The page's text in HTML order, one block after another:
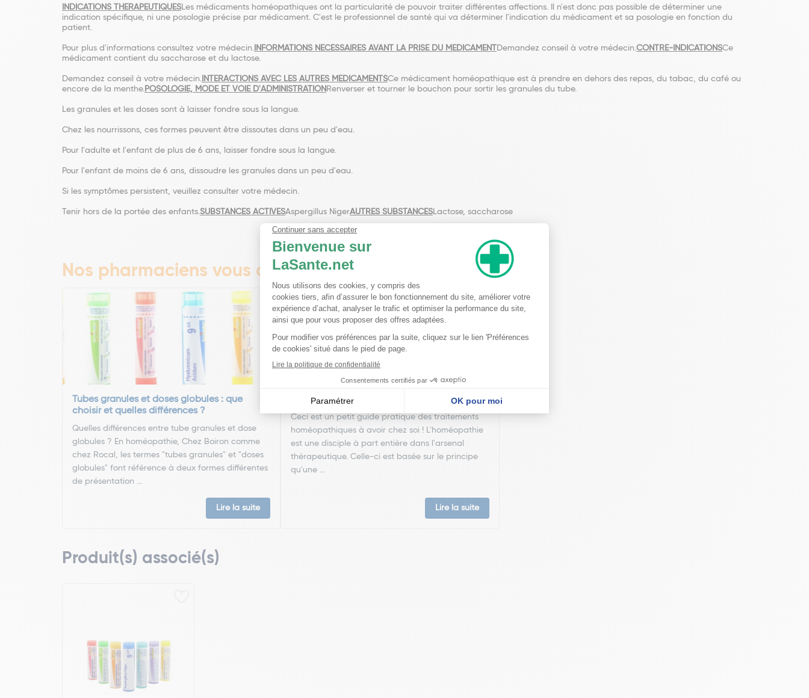
INDICATIONS THERAPEUTIQUESLes médicaments homéopathiques ont la particularité de pouvoir traiter différentes affections. Il n'est donc pas possible de déterminer une
indication spécifique, ni une posologie précise par médicament. C'est le professionnel de santé qui va déterminer l'indication du médicament et sa posologie en fonction du
patient.
Pour plus d'informations consultez votre médecin. INFORMATIONS NECESSAIRES AVANT LA PRISE DU MEDICAMENT Demandez conseil à votre médecin.CONTRE-INDICATIONSCe
médicament contient du saccharose et du lactose.
Demandez conseil à votre médecin. INTERACTIONS AVEC LES AUTRES MEDICAMENTSCe médicament homéopathique est à prendre en dehors des repas, du tabac, du café ou
encore de la menthe. POSOLOGIE, MODE ET VOIE D'ADMINISTRATION Renverser et tourner le bouchon pour sortir les granules du tube.
Les granules et les doses sont à laisser fondre sous la langue.
Chez les nourrissons, ces formes peuvent être dissoutes dans un peu d'eau.
Pour l'adulte et l'enfant de plus de 6 ans, laisser fondre sous la langue.
Pour l'enfant de moins de 6 ans, dissoudre les granules dans un peu d'eau.
Si les symptômes persistent, veuillez consulter votre médecin.
Tenir hors de la portée des enfants.SUBSTANCES ACTIVESAspergillus NigerAUTRES SUBSTANCESLactose, saccharose
Nos pharmaciens vous conseillent
Tubes granules et doses globules : que
choisir et quelles différences ?
Quelles différences entre tube granules et dose
globules ? En homéopathie, Chez Boiron comme
chez Rocal, les termes "tubes granules" et "doses
globules" font référence à deux formes différentes
de présentation ...
Lire la suite
Ma trousse à pharmacie homéopathique
Ceci est un petit guide pratique des traitements
homéopathiques à avoir chez soi ! L'homéopathie
est une disciple à part entière dans l'arsenal
thérapeutique. Celle-ci est basée sur le principe
qu'une ...
Lire la suite
Produit(s) associé(s)